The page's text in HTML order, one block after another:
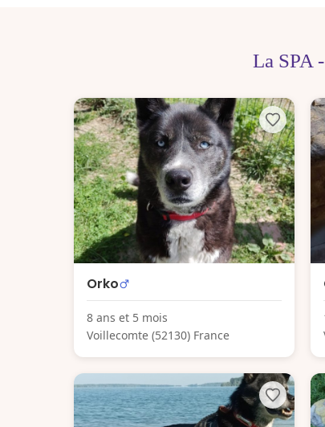
La SPA
Orko
8 ans et 5 mois
Voillecomte (52130) France